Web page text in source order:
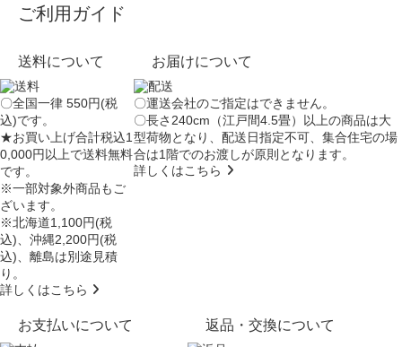
ご利用ガイド
送料について
〇全国一律 550円(税
込)です。
★お買い上げ合計税込1
0,000円以上で送料無料
です。
※一部対象外商品もご
ざいます。
※北海道1,100円(税
込)、沖縄2,200円(税
込)、離島は別途見積
り。
詳しくはこちら
お届けについて
〇運送会社のご指定はできません。
〇長さ240cm（江戸間4.5畳）以上の商品は大
型荷物となり、配送日指定不可、集合住宅の場
合は1階でのお渡しが原則となります。
詳しくはこちら
お支払いについて 返品・交換について